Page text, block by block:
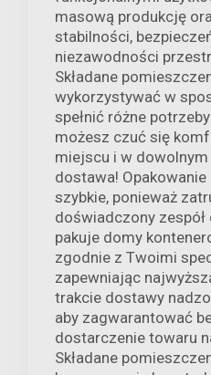
masową produkcję
stabilności,
niezawodności
Składane
wykorzystywać w
spełnić różne
możesz czuć się
miejscu i w dowolnym
dostawa! Opakowanie
szybkie, ponieważ
doświadczony
pakuje domy
zgodnie z Twoimi
zapewniając
trakcie dostawy
aby zagwarantować
dostarczenie towaru
Składane